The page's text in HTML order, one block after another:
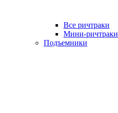
Все ричтраки
Мини-ричтраки
Подъемники